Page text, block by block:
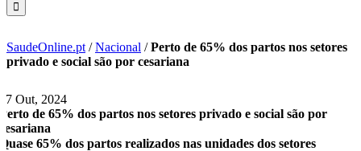
SaudeOnline.pt /Nacional /Perto de 65% dos partos nos setores
privado e social são por cesariana
17 Out, 2024
Perto de 65% dos partos nos setores privado e social são por
cesariana
Quase 65% dos partos realizados nas unidades dos setores